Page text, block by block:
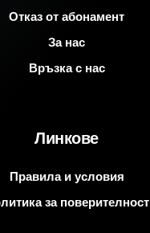
Отказ от абонамент
За нас
Връзка с нас
Линкове
Правила и условия
за поверителност